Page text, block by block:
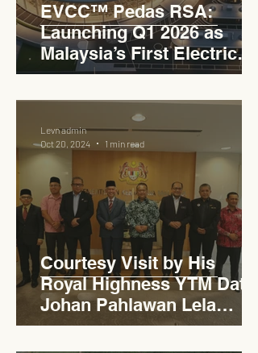
EVCC™ Pedas RSA:
Launching Q1 2026 as
Malaysia’s First Electric
Vehicle Charging Corridor
Hub on PLUS Expressway
Courtesy Visit by His
Royal Highness YTM Dato'
Johan Pahlawan Lela
Perkasa Sitiawan Undang
Luak Johol Negeri
Levn admin
Oct 20, 2024
1 min read